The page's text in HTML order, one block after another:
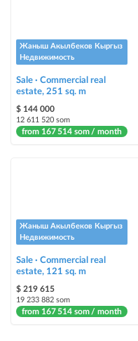
Жаныш Акылбеков Кыргыз
Недвижимость
Sale · Commercial real
estate, 251 sq. m
$ 144 000
12 611 520 som
from 167 514 som / month
Жаныш Акылбеков Кыргыз
Недвижимость
Sale · Commercial real
estate, 121 sq. m
$ 219 615
19 233 882 som
from 167 514 som / month